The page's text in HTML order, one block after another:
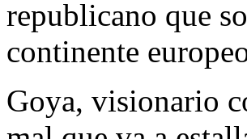
republicano que
continente
Goya, visionario